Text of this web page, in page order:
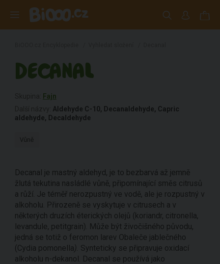
DECANAL
Fajn
Aldehyde C-10, Decanaldehyde, Capric
aldehyde, Decaldehyde
Vůně
Decanal je mastný aldehyd, je to bezbarvá až jemně
žlutá tekutina nasládlé vůně, připomínající směs citrusů
a růží. Je téměř nerozpustný ve vodě, ale je rozpustný v
alkoholu. Přirozeně se vyskytuje v citrusech a v
některých druzích éterických olejů (koriandr, citronella,
levandule, petitgrain). Může být živočišného původu,
jedná se totiž o feromon larev Obaleče jablečného
(Cydia pomonella). Synteticky se připravuje oxidací
alkoholu n-dekanol. Decanal se používá jako